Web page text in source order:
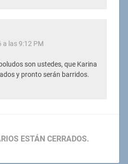
las 9:12 PM
son ustedes, que Karina
y pronto serán barridos.
ESTÁN CERRADOS.